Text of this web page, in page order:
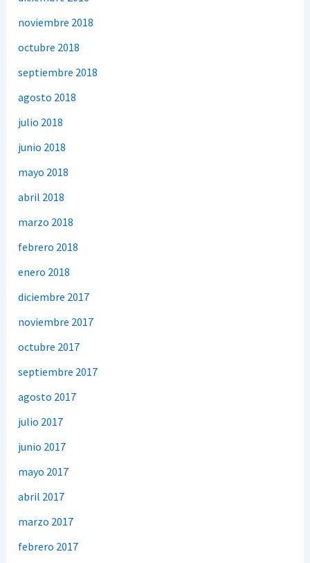
noviembre 2018
octubre 2018
septiembre 2018
agosto 2018
julio 2018
junio 2018
mayo 2018
abril 2018
marzo 2018
febrero 2018
enero 2018
diciembre 2017
noviembre 2017
octubre 2017
septiembre 2017
agosto 2017
julio 2017
junio 2017
mayo 2017
abril 2017
marzo 2017
febrero 2017